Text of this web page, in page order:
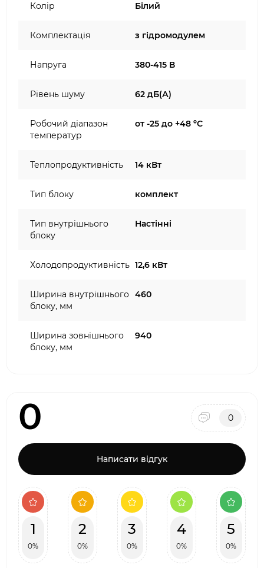
Колір Білий
Комплектація з гідромодулем
Напруга 380-415 В
Рівень шуму 62 дБ(А)
Робочий діапазон
температур
от -25 до +48 ºС
Теплопродуктивність 14 кВт
Тип блоку комплект
Тип внутрішнього
блоку
Настінні
Холодопродуктивність 12,6 кВт
Ширина внутрішнього
блоку, мм
460
Ширина зовнішнього
блоку, мм
940
0 0
Написати відгук
1
0%
2
0%
3
0%
4
0%
5
0%